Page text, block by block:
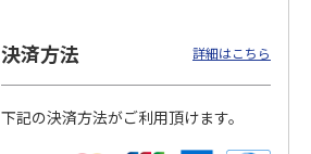
750円
(送料別・税込)
3,300円
(送料別・税込)
決済方法 詳細はこちら
下記の決済方法がご利用頂けます。